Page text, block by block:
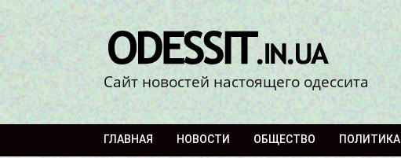
Сайт новостей настоящего одессита
ГЛАВНАЯ НОВОСТИ ОБЩЕСТВО ПОЛИТИКА